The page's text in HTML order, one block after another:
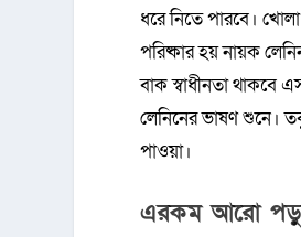
ধরে নিতে পারবে।
পরিষ্কার হয় নায়ক
বাক স্বাধীনতা থাকবে
লেনিনের ভাষণ শুনে।
পাওয়া।
এরকম আরো